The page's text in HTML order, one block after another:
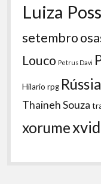
Luiza
setembro
Louco Petrus Davi
Hilario rpg Rússia
Thaineh Souza
xorume